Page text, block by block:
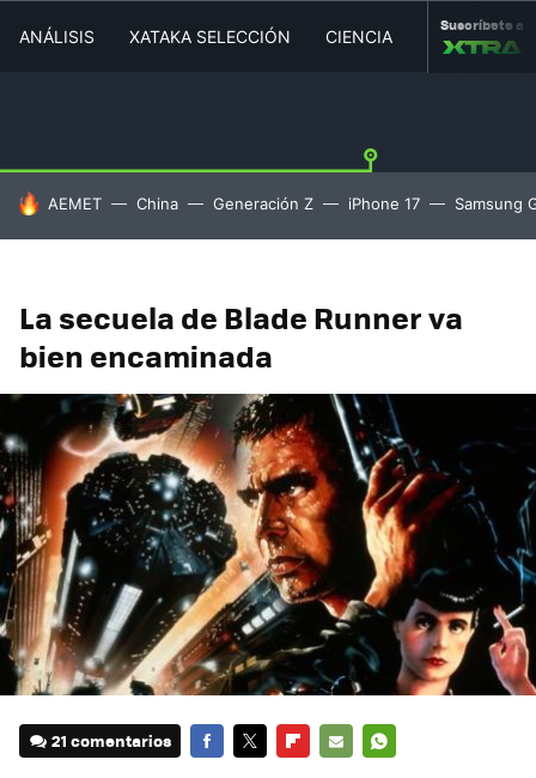
ANÁLISIS XATAKA SELECCIÓN CIENCIA MOVILIDAD
Suscríbete a
HOY SE HABLA DE
AEMET China Generación Z iPhone 17 Samsung
La secuela de Blade Runner va
bien encaminada
21 comentarios